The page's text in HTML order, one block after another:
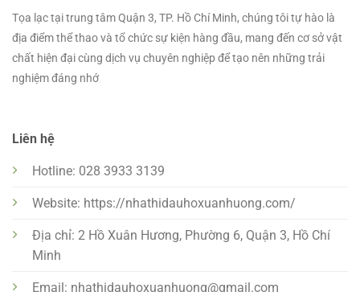
Tọa lạc tại trung tâm Quận 3, TP. Hồ Chí Minh, chúng tôi tự hào là
địa điểm thể thao và tổ chức sự kiện hàng đầu, mang đến cơ sở vật
chất hiện đại cùng dịch vụ chuyên nghiệp để tạo nên những trải
nghiệm đáng nhớ
Liên hệ
Hotline: 028 3933 3139
Website: https://nhathidauhoxuanhuong.com/
Địa chỉ: 2 Hồ Xuân Hương, Phường 6, Quận 3, Hồ Chí
Minh
Email: nhathidauhoxuanhuong@gmail.com